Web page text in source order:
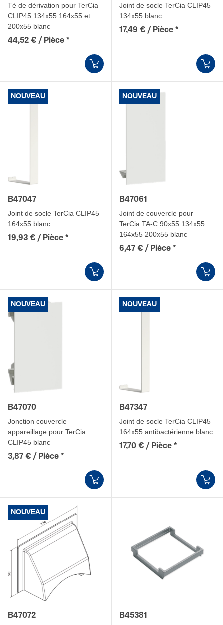
Té de dérivation pour TerCia
CLIP45 134x55 164x55 et
200x55 blanc
44,52 € / Pièce *
Joint de socle TerCia CLIP45
134x55 blanc
17,49 € / Pièce *
B47047
NOUVEAU
Joint de socle TerCia CLIP45
164x55 blanc
19,93 € / Pièce *
B47061
NOUVEAU
Joint de couvercle pour
TerCia TA-C 90x55 134x55
164x55 200x55 blanc
6,47 € / Pièce *
B47070
NOUVEAU
Jonc­tion couvercle
appareillage pour TerCia
CLIP45 blanc
3,87 € / Pièce *
B47347
NOUVEAU
Joint de socle TerCia CLIP45
164x55 anti­bac­té­rienne blanc
17,70 € / Pièce *
B47072
NOUVEAU
B45381